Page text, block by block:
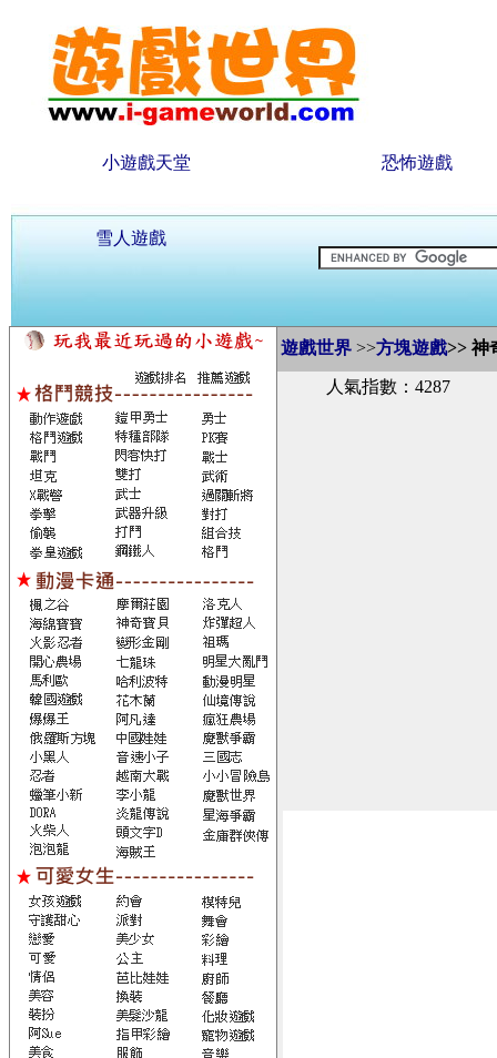
小遊戲天堂 恐怖遊戲
雪人遊戲
遊戲世界 >>方塊遊戲>> 神
人氣指數：4287